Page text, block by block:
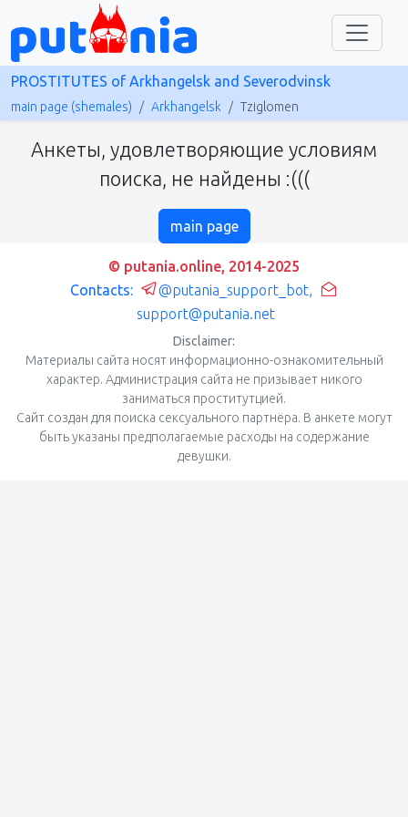
PROSTITUTES of Arkhangelsk and Severodvinsk
main page (shemales) Arkhangelsk Tziglomen
Анкеты, удовлетворяющие условиям
поиска, не найдены :(((
main page
© putania.online, 2014-2025
Contacts:
@putania_support_bot,
support@putania.net
Disclaimer:
Материалы сайта носят информационно-ознакомительный
характер. Администрация сайта не призывает никого
заниматься проститутцией.
Сайт создан для поиска сексуального партнёра. В анкете могут
быть указаны предполагаемые расходы на содержание
девушки.